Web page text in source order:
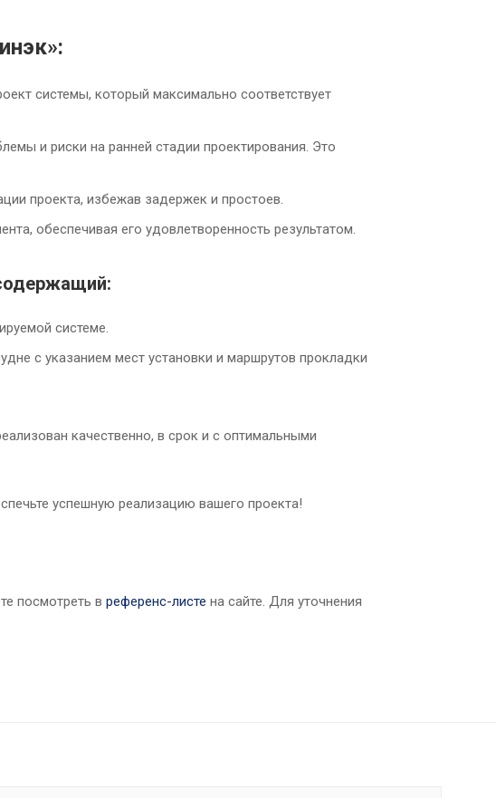
системы, который максимально соответствует
и риски на ранней стадии проектирования. Это
проекта, избежав задержек и простоев.
обеспечивая его удовлетворенность результатом.
системе.
с указанием мест установки и маршрутов прокладки
качественно, в срок и с оптимальными
успешную реализацию вашего проекта!
посмотреть в референс-листе на сайте. Для уточнения